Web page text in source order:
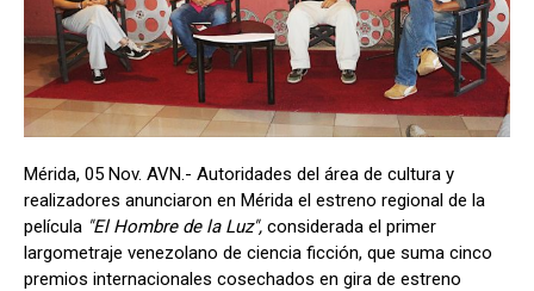
Mérida, 05 Nov. AVN.- Autoridades del área de cultura y
realizadores anunciaron en Mérida el estreno regional de la
película "El Hombre de la Luz", considerada el primer
largometraje venezolano de ciencia ficción, que suma cinco
premios internacionales cosechados en gira de estreno